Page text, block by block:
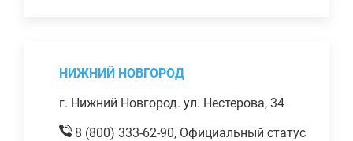
НИЖНИЙ НОВГОРОД
г. Нижний Новгород. ул. Нестерова, 34
8 (800) 333-62-90, Официальный статус